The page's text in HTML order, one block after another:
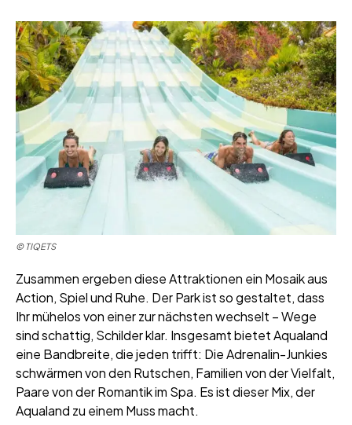
© TIQETS
Zusammen ergeben diese Attraktionen ein Mosaik aus
Action, Spiel und Ruhe. Der Park ist so gestaltet, dass
Ihr mühelos von einer zur nächsten wechselt – Wege
sind schattig, Schilder klar. Insgesamt bietet Aqualand
eine Bandbreite, die jeden trifft: Die Adrenalin-Junkies
schwärmen von den Rutschen, Familien von der Vielfalt,
Paare von der Romantik im Spa. Es ist dieser Mix, der
Aqualand zu einem Muss macht.